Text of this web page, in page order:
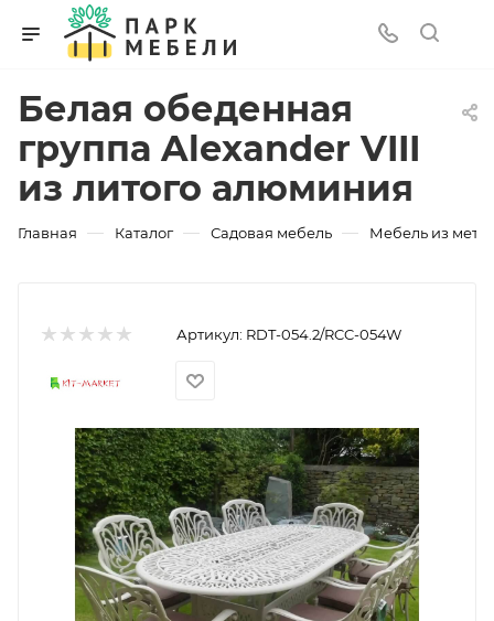
Белая обеденная
группа Alexander VIII
из литого алюминия
Главная — Каталог — Садовая мебель — Мебель из
Артикул: RDT-054.2/RCC-054W